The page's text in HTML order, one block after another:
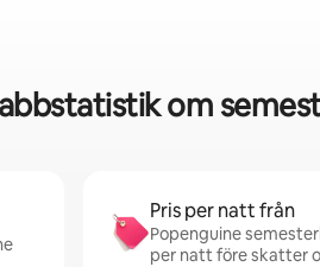
om
Pris per natt från
Popenguine
per natt före skatter